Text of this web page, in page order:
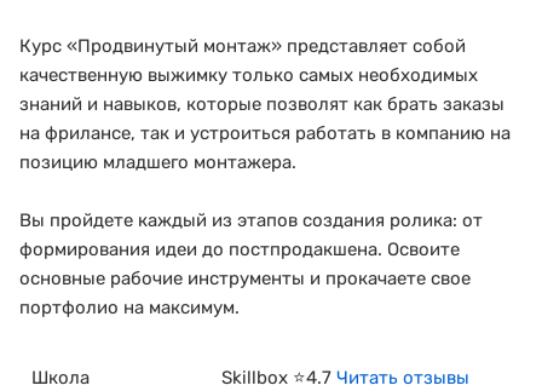
Курс «Продвинутый монтаж» представляет собой
качественную выжимку только самых необходимых
знаний и навыков, которые позволят как брать заказы
на фрилансе, так и устроиться работать в компанию на
позицию младшего монтажера.
Вы пройдете каждый из этапов создания ролика: от
формирования идеи до постпродакшена. Освоите
основные рабочие инструменты и прокачаете свое
портфолио на максимум.
Школа Skillbox ⭐4.7 Читать отзывы